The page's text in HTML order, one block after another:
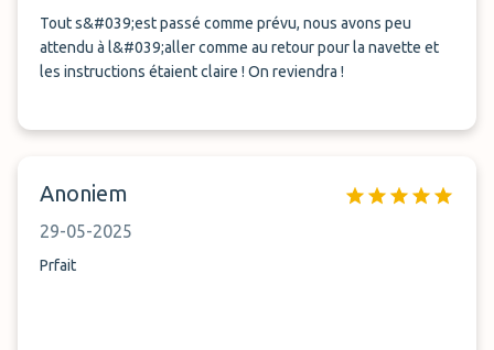
Tout s&#039;est passé comme prévu, nous avons peu
attendu à l&#039;aller comme au retour pour la navette et
les instructions étaient claire ! On reviendra !
Anoniem
29-05-2025
Prfait